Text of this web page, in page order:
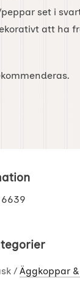
set i
att ha
6639
/ Äggkoppar